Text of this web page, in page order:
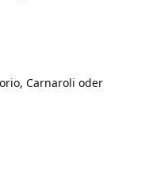
Carnaroli oder